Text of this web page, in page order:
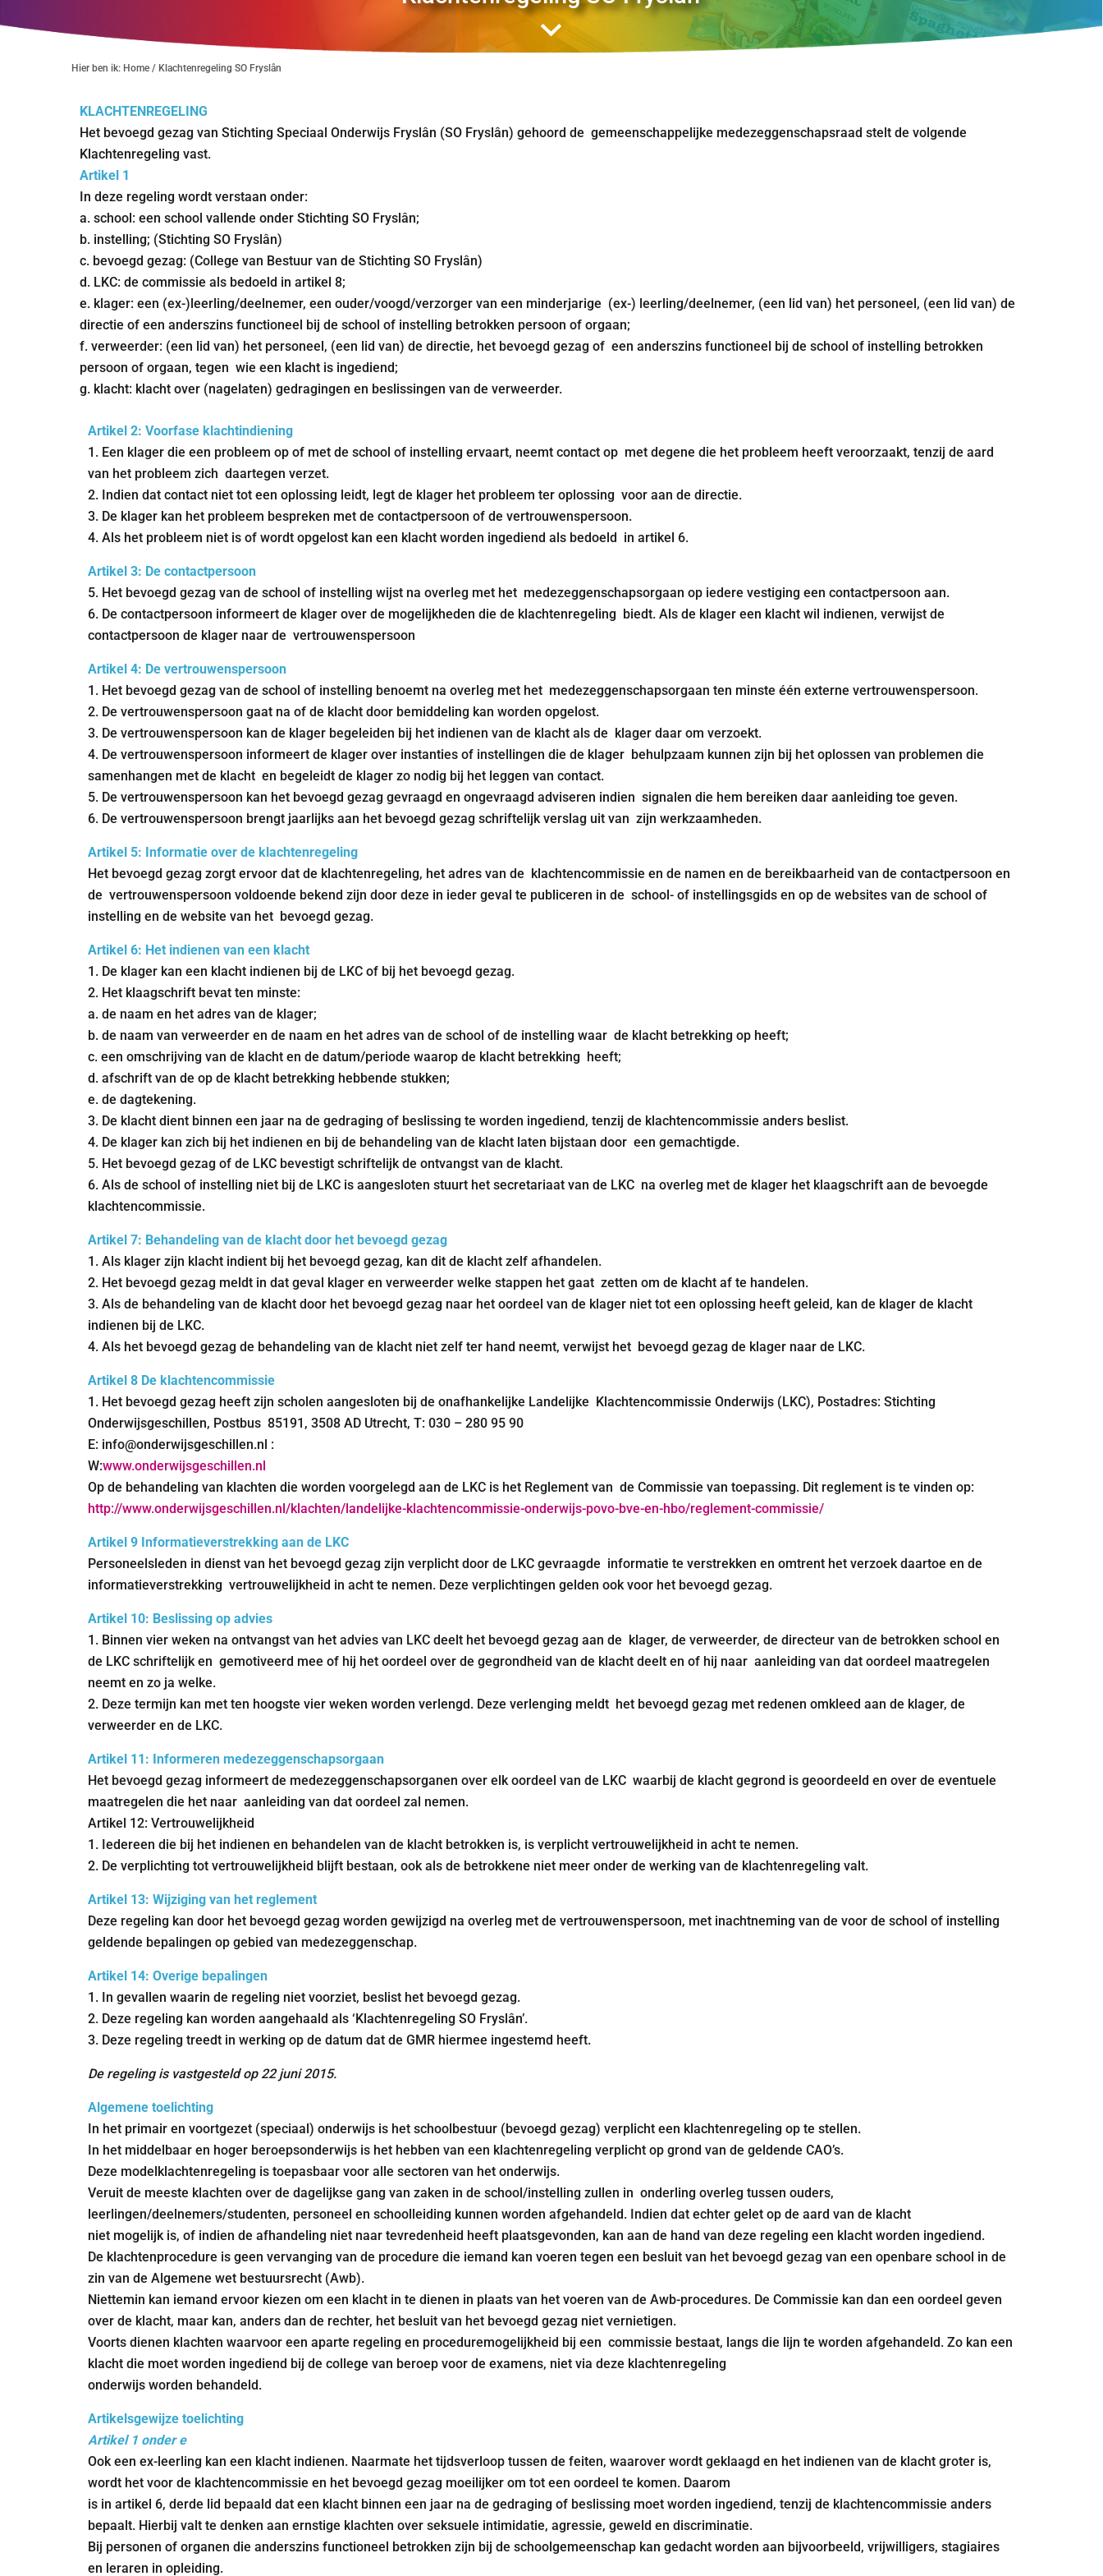
Hier ben ik: Home / Klachtenregeling SO Fryslân
KLACHTENREGELING
Het bevoegd gezag van Stichting Speciaal Onderwijs Fryslân (SO Fryslân) gehoord de gemeenschappelijke medezeggenschapsraad stelt de volgende
Klachtenregeling vast.
Artikel 1
In deze regeling wordt verstaan onder:
a. school: een school vallende onder Stichting SO Fryslân;
b. instelling; (Stichting SO Fryslân)
c. bevoegd gezag: (College van Bestuur van de Stichting SO Fryslân)
d. LKC: de commissie als bedoeld in artikel 8;
e. klager: een (ex-)leerling/deelnemer, een ouder/voogd/verzorger van een minderjarige (ex-) leerling/deelnemer, (een lid van) het personeel, (een lid van) de
directie of een anderszins functioneel bij de school of instelling betrokken persoon of orgaan;
f. verweerder: (een lid van) het personeel, (een lid van) de directie, het bevoegd gezag of een anderszins functioneel bij de school of instelling betrokken
persoon of orgaan, tegen wie een klacht is ingediend;
g. klacht: klacht over (nagelaten) gedragingen en beslissingen van de verweerder.
Artikel 2: Voorfase klachtindiening
1. Een klager die een probleem op of met de school of instelling ervaart, neemt contact op met degene die het probleem heeft veroorzaakt, tenzij de aard
van het probleem zich daartegen verzet.
2. Indien dat contact niet tot een oplossing leidt, legt de klager het probleem ter oplossing voor aan de directie.
3. De klager kan het probleem bespreken met de contactpersoon of de vertrouwenspersoon.
4. Als het probleem niet is of wordt opgelost kan een klacht worden ingediend als bedoeld in artikel 6.
Artikel 3: De contactpersoon
5. Het bevoegd gezag van de school of instelling wijst na overleg met het medezeggenschapsorgaan op iedere vestiging een contactpersoon aan.
6. De contactpersoon informeert de klager over de mogelijkheden die de klachtenregeling biedt. Als de klager een klacht wil indienen, verwijst de
contactpersoon de klager naar de vertrouwenspersoon
Artikel 4: De vertrouwenspersoon
1. Het bevoegd gezag van de school of instelling benoemt na overleg met het medezeggenschapsorgaan ten minste één externe vertrouwenspersoon.
2. De vertrouwenspersoon gaat na of de klacht door bemiddeling kan worden opgelost.
3. De vertrouwenspersoon kan de klager begeleiden bij het indienen van de klacht als de klager daar om verzoekt.
4. De vertrouwenspersoon informeert de klager over instanties of instellingen die de klager behulpzaam kunnen zijn bij het oplossen van problemen die
samenhangen met de klacht en begeleidt de klager zo nodig bij het leggen van contact.
5. De vertrouwenspersoon kan het bevoegd gezag gevraagd en ongevraagd adviseren indien signalen die hem bereiken daar aanleiding toe geven.
6. De vertrouwenspersoon brengt jaarlijks aan het bevoegd gezag schriftelijk verslag uit van zijn werkzaamheden.
Artikel 5: Informatie over de klachtenregeling
Het bevoegd gezag zorgt ervoor dat de klachtenregeling, het adres van de klachtencommissie en de namen en de bereikbaarheid van de contactpersoon en
de vertrouwenspersoon voldoende bekend zijn door deze in ieder geval te publiceren in de school- of instellingsgids en op de websites van de school of
instelling en de website van het bevoegd gezag.
Artikel 6: Het indienen van een klacht
1. De klager kan een klacht indienen bij de LKC of bij het bevoegd gezag.
2. Het klaagschrift bevat ten minste:
a. de naam en het adres van de klager;
b. de naam van verweerder en de naam en het adres van de school of de instelling waar de klacht betrekking op heeft;
c. een omschrijving van de klacht en de datum/periode waarop de klacht betrekking heeft;
d. afschrift van de op de klacht betrekking hebbende stukken;
e. de dagtekening.
3. De klacht dient binnen een jaar na de gedraging of beslissing te worden ingediend, tenzij de klachtencommissie anders beslist.
4. De klager kan zich bij het indienen en bij de behandeling van de klacht laten bijstaan door een gemachtigde.
5. Het bevoegd gezag of de LKC bevestigt schriftelijk de ontvangst van de klacht.
6. Als de school of instelling niet bij de LKC is aangesloten stuurt het secretariaat van de LKC na overleg met de klager het klaagschrift aan de bevoegde
klachtencommissie.
Artikel 7: Behandeling van de klacht door het bevoegd gezag
1. Als klager zijn klacht indient bij het bevoegd gezag, kan dit de klacht zelf afhandelen.
2. Het bevoegd gezag meldt in dat geval klager en verweerder welke stappen het gaat zetten om de klacht af te handelen.
3. Als de behandeling van de klacht door het bevoegd gezag naar het oordeel van de klager niet tot een oplossing heeft geleid, kan de klager de klacht
indienen bij de LKC.
4. Als het bevoegd gezag de behandeling van de klacht niet zelf ter hand neemt, verwijst het bevoegd gezag de klager naar de LKC.
Artikel 8 De klachtencommissie
1. Het bevoegd gezag heeft zijn scholen aangesloten bij de onafhankelijke Landelijke Klachtencommissie Onderwijs (LKC), Postadres: Stichting
Onderwijsgeschillen, Postbus 85191, 3508 AD Utrecht, T: 030 – 280 95 90
E: info@onderwijsgeschillen.nl :
W:www.onderwijsgeschillen.nl
Op de behandeling van klachten die worden voorgelegd aan de LKC is het Reglement van de Commissie van toepassing. Dit reglement is te vinden op:
http://www.onderwijsgeschillen.nl/klachten/landelijke-klachtencommissie-onderwijs-povo-bve-en-hbo/reglement-commissie/
Artikel 9 Informatieverstrekking aan de LKC
Personeelsleden in dienst van het bevoegd gezag zijn verplicht door de LKC gevraagde informatie te verstrekken en omtrent het verzoek daartoe en de
informatieverstrekking vertrouwelijkheid in acht te nemen. Deze verplichtingen gelden ook voor het bevoegd gezag.
Artikel 10: Beslissing op advies
1. Binnen vier weken na ontvangst van het advies van LKC deelt het bevoegd gezag aan de klager, de verweerder, de directeur van de betrokken school en
de LKC schriftelijk en gemotiveerd mee of hij het oordeel over de gegrondheid van de klacht deelt en of hij naar aanleiding van dat oordeel maatregelen
neemt en zo ja welke.
2. Deze termijn kan met ten hoogste vier weken worden verlengd. Deze verlenging meldt het bevoegd gezag met redenen omkleed aan de klager, de
verweerder en de LKC.
Artikel 11: Informeren medezeggenschapsorgaan
Het bevoegd gezag informeert de medezeggenschapsorganen over elk oordeel van de LKC waarbij de klacht gegrond is geoordeeld en over de eventuele
maatregelen die het naar aanleiding van dat oordeel zal nemen.
Artikel 12: Vertrouwelijkheid
1. Iedereen die bij het indienen en behandelen van de klacht betrokken is, is verplicht vertrouwelijkheid in acht te nemen.
2. De verplichting tot vertrouwelijkheid blijft bestaan, ook als de betrokkene niet meer onder de werking van de klachtenregeling valt.
Artikel 13: Wijziging van het reglement
Deze regeling kan door het bevoegd gezag worden gewijzigd na overleg met de vertrouwenspersoon, met inachtneming van de voor de school of instelling
geldende bepalingen op gebied van medezeggenschap.
Artikel 14: Overige bepalingen
1. In gevallen waarin de regeling niet voorziet, beslist het bevoegd gezag.
2. Deze regeling kan worden aangehaald als ‘Klachtenregeling SO Fryslân’.
3. Deze regeling treedt in werking op de datum dat de GMR hiermee ingestemd heeft.
De regeling is vastgesteld op 22 juni 2015.
Algemene toelichting
In het primair en voortgezet (speciaal) onderwijs is het schoolbestuur (bevoegd gezag) verplicht een klachtenregeling op te stellen.
In het middelbaar en hoger beroepsonderwijs is het hebben van een klachtenregeling verplicht op grond van de geldende CAO’s.
Deze modelklachtenregeling is toepasbaar voor alle sectoren van het onderwijs.
Veruit de meeste klachten over de dagelijkse gang van zaken in de school/instelling zullen in onderling overleg tussen ouders,
leerlingen/deelnemers/studenten, personeel en schoolleiding kunnen worden afgehandeld. Indien dat echter gelet op de aard van de klacht
niet mogelijk is, of indien de afhandeling niet naar tevredenheid heeft plaatsgevonden, kan aan de hand van deze regeling een klacht worden ingediend.
De klachtenprocedure is geen vervanging van de procedure die iemand kan voeren tegen een besluit van het bevoegd gezag van een openbare school in de
zin van de Algemene wet bestuursrecht (Awb).
Niettemin kan iemand ervoor kiezen om een klacht in te dienen in plaats van het voeren van de Awb-procedures. De Commissie kan dan een oordeel geven
over de klacht, maar kan, anders dan de rechter, het besluit van het bevoegd gezag niet vernietigen.
Voorts dienen klachten waarvoor een aparte regeling en proceduremogelijkheid bij een commissie bestaat, langs die lijn te worden afgehandeld. Zo kan een
klacht die moet worden ingediend bij de college van beroep voor de examens, niet via deze klachtenregeling
onderwijs worden behandeld.
Artikelsgewijze toelichting
Artikel 1 onder e
Ook een ex-leerling kan een klacht indienen. Naarmate het tijdsverloop tussen de feiten, waarover wordt geklaagd en het indienen van de klacht groter is,
wordt het voor de klachtencommissie en het bevoegd gezag moeilijker om tot een oordeel te komen. Daarom
is in artikel 6, derde lid bepaald dat een klacht binnen een jaar na de gedraging of beslissing moet worden ingediend, tenzij de klachtencommissie anders
bepaalt. Hierbij valt te denken aan ernstige klachten over seksuele intimidatie, agressie, geweld en discriminatie.
Bij personen of organen die anderszins functioneel betrokken zijn bij de schoolgemeenschap kan gedacht worden aan bijvoorbeeld, vrijwilligers, stagiaires
en leraren in opleiding.